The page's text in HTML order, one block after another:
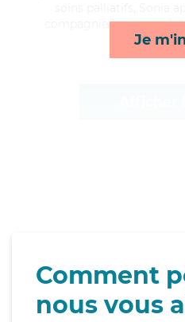
Je
compagnie/loisirs,
lessive/
Comment
nous vous